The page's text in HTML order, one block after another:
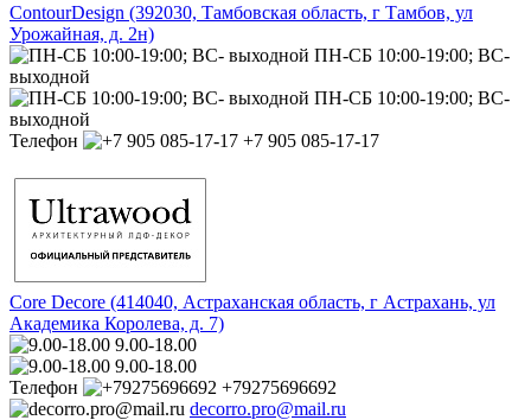
ContourDesign (392030, Тамбовская область, г Тамбов, ул
Урожайная, д. 2н)
ПН-СБ 10:00-19:00; ВС-
выходной
ПН-СБ 10:00-19:00; ВС-
выходной
Телефон
+7 905 085-17-17
Core Decore (414040, Астраханская область, г Астрахань, ул
Академика Королева, д. 7)
9.00-18.00
9.00-18.00
Телефон
+79275696692
decorro.pro@mail.ru